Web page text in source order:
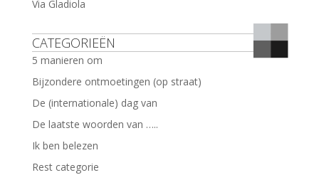
Via Gladiola
CATEGORIEËN
5 manieren om
Bijzondere ontmoetingen (op straat)
De (internationale) dag van
De laatste woorden van …..
Ik ben belezen
Rest categorie